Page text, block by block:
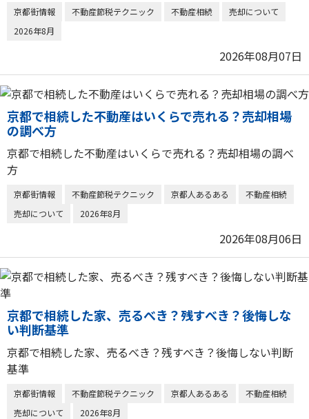
京都街情報 不動産節税テクニック 不動産相続
売却について
2026年8月
2026年08月07日
京都で相続した不動産はいくらで売れる？売却相場
の調べ方
京都で相続した不動産はいくらで売れる？売却相場の調べ
方
京都街情報 不動産節税テクニック 京都人あるある
不動産相続
売却について
2026年8月
2026年08月06日
京都で相続した家、売るべき？残すべき？後悔しな
い判断基準
京都で相続した家、売るべき？残すべき？後悔しない判断
基準
京都街情報 不動産節税テクニック 京都人あるある
不動産相続
売却について
2026年8月